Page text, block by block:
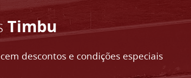
Timbu
descontos e condições especiais